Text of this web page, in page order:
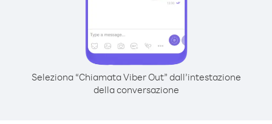
Seleziona “Chiamata Viber Out” dall’intestazione
della conversazione